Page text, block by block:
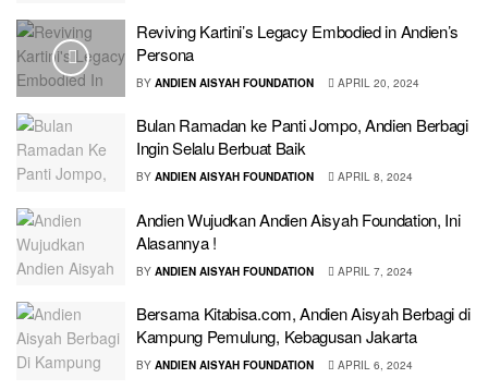
Reviving Kartini’s Legacy Embodied in Andien’s
Persona
BY ANDIEN AISYAH FOUNDATION APRIL 20, 2024
Bulan Ramadan ke Panti Jompo, Andien Berbagi
Ingin Selalu Berbuat Baik
BY ANDIEN AISYAH FOUNDATION APRIL 8, 2024
Andien Wujudkan Andien Aisyah Foundation, Ini
Alasannya !
BY ANDIEN AISYAH FOUNDATION APRIL 7, 2024
Bersama Kitabisa.com, Andien Aisyah Berbagi di
Kampung Pemulung, Kebagusan Jakarta
BY ANDIEN AISYAH FOUNDATION APRIL 6, 2024